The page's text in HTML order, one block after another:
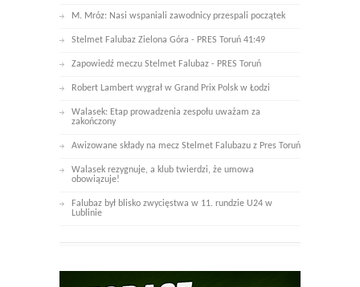
M. Mróz: Nasi wspaniali zawodnicy przespali początek
Stelmet Falubaz Zielona Góra - PRES Toruń 41:49
Zapowiedź meczu Stelmet Falubaz - PRES Toruń
Robert Lambert wygrał w Grand Prix Polsk w Łodzi
Walasek: Etap prowadzenia zespołu uważam za
zakończony
Awizowane składy na mecz Stelmet Falubazu z Pres Toruń
Walasek rezygnuje, a klub twierdzi, że umowa
obowiązuje!
Falubaz był blisko zwycięstwa w 11. rundzie U24 w
Lublinie